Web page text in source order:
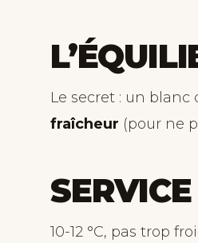
Le secret : un blanc
fraîcheur (pour ne
SERVICE
10-12 °C, pas trop